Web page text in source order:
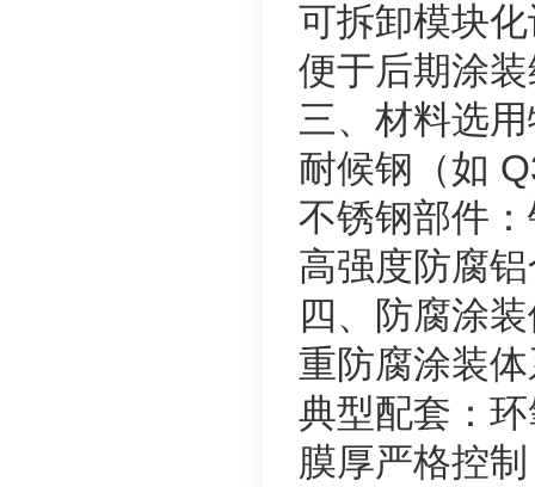
可拆卸模块
便于后期涂
三、材料选
耐候钢（如
不锈钢部件
高强度防腐
四、防腐涂
重防腐涂装
典型配套：
膜厚严格控